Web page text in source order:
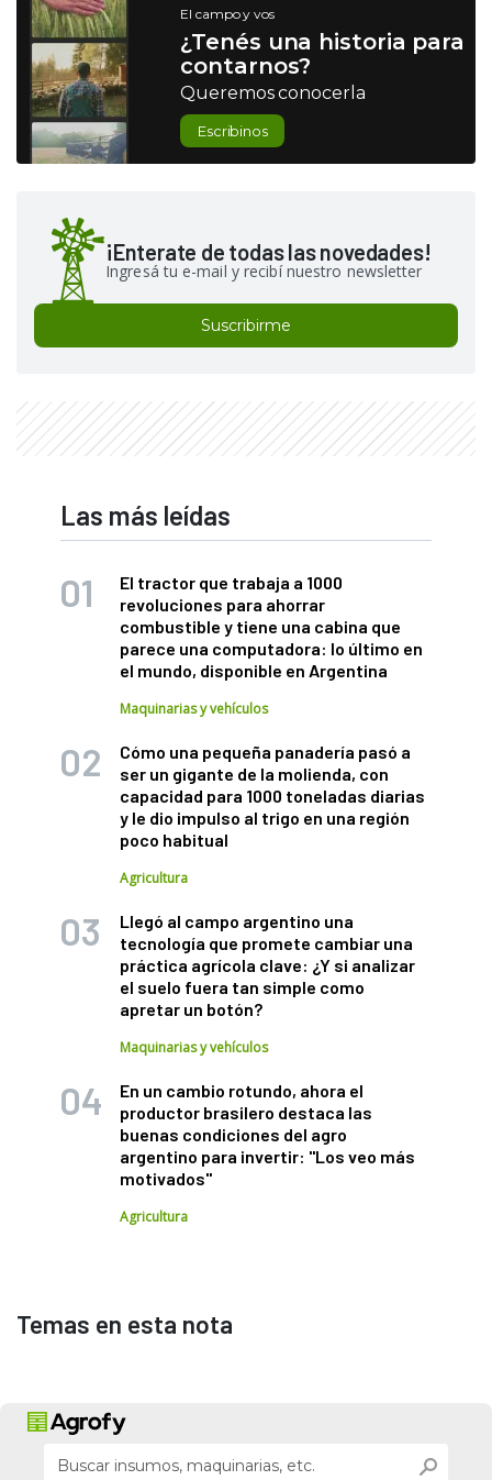
El campo y vos
¿Tenés una historia para
contarnos?
Queremos conocerla
Escribinos
¡Enterate de todas las novedades!
Ingresá tu e-mail y recibí nuestro newsletter
Suscribirme
Las más leídas
El tractor que trabaja a 1000
revoluciones para ahorrar
combustible y tiene una cabina que
parece una computadora: lo último en
el mundo, disponible en Argentina
Maquinarias y vehículos
Cómo una pequeña panadería pasó a
ser un gigante de la molienda, con
capacidad para 1000 toneladas diarias
y le dio impulso al trigo en una región
poco habitual
Agricultura
Llegó al campo argentino una
tecnología que promete cambiar una
práctica agrícola clave: ¿Y si analizar
el suelo fuera tan simple como
apretar un botón?
Maquinarias y vehículos
En un cambio rotundo, ahora el
productor brasilero destaca las
buenas condiciones del agro
argentino para invertir: "Los veo más
motivados"
Agricultura
Temas en esta nota